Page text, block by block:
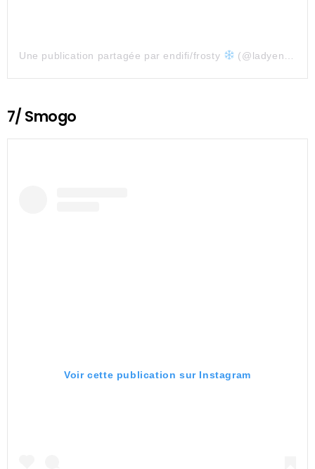
Une publication partagée par endifi/frosty (@ladyendifi)
7/ Smogo
Voir cette publication sur Instagram